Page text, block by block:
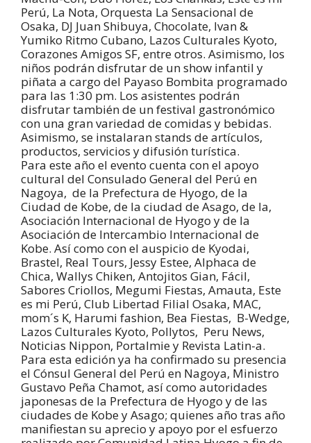
Perú, La Nota, Orquesta La Sensacional de
Osaka, DJ Juan Shibuya, Chocolate, Ivan &
Yumiko Ritmo Cubano, Lazos Culturales Kyoto,
Corazones Amigos SF, entre otros. Asimismo, los
niños podrán disfrutar de un show infantil y
piñata a cargo del Payaso Bombita programado
para las 1:30 pm. Los asistentes podrán
disfrutar también de un festival gastronómico
con una gran variedad de comidas y bebidas.
Asimismo, se instalaran stands de artículos,
productos, servicios y difusión turística.
Para este año el evento cuenta con el apoyo
cultural del Consulado General del Perú en
Nagoya, de la Prefectura de Hyogo, de la
Ciudad de Kobe, de la ciudad de Asago, de la,
Asociación Internacional de Hyogo y de la
Asociación de Intercambio Internacional de
Kobe. Así como con el auspicio de Kyodai,
Brastel, Real Tours, Jessy Estee, Alphaca de
Chica, Wallys Chiken, Antojitos Gian, Fácil,
Sabores Criollos, Megumi Fiestas, Amauta, Este
es mi Perú, Club Libertad Filial Osaka, MAC,
mom´s K, Harumi fashion, Bea Fiestas, B-Wedge,
Lazos Culturales Kyoto, Pollytos, Peru News,
Noticias Nippon, Portalmie y Revista Latin-a.
Para esta edición ya ha confirmado su presencia
el Cónsul General del Perú en Nagoya, Ministro
Gustavo Peña Chamot, así como autoridades
japonesas de la Prefectura de Hyogo y de las
ciudades de Kobe y Asago; quienes año tras año
manifiestan su aprecio y apoyo por el esfuerzo